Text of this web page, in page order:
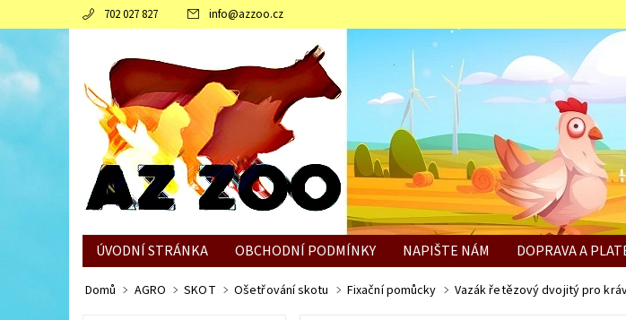
702 027 827 info@azzoo.cz
ÚVODNÍ STRÁNKA OBCHODNÍ PODMÍNKY NAPIŠTE NÁM DOPRAVA A
JAK SLEPICÍM POMOCI ZVLÁDNOUT ZIMNÍ OBDOBÍ
Domů AGRO SKOT Ošetřování skotu Fixační pomůcky Vazák řetězový dvojitý pro